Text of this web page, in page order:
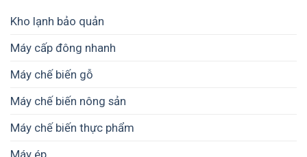
Kho lạnh bảo quản
Máy cấp đông nhanh
Máy chế biến gỗ
Máy chế biến nông sản
Máy chế biến thực phẩm